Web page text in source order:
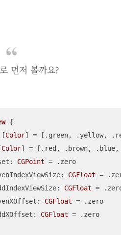
먼저 볼까요?
{
[Color] = [.green, .yellow,
Color] = [.red, .brown, .blue,
CGPoint = .zero
CGFloat =
CGFloat =
CGFloat = .zero
CGFloat = .zero